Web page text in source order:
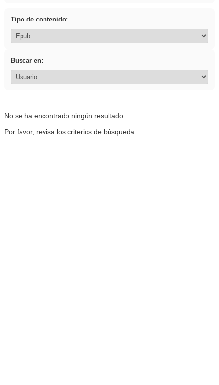
Tipo de contenido:
Buscar en:
No se ha encontrado ningún resultado.
Por favor, revisa los criterios de búsqueda.